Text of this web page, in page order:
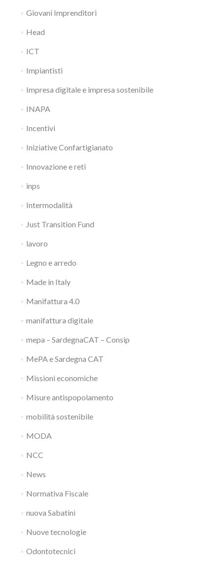
Giovani Imprenditori
Head
ICT
Impiantisti
Impresa digitale e impresa sostenibile
INAPA
Incentivi
Iniziative Confartigianato
Innovazione e reti
inps
Intermodalità
Just Transition Fund
lavoro
Legno e arredo
Made in Italy
Manifattura 4.0
manifattura digitale
mepa – SardegnaCAT – Consip
MePA e Sardegna CAT
Missioni economiche
Misure antispopolamento
mobilità sostenibile
MODA
NCC
News
Normativa Fiscale
nuova Sabatini
Nuove tecnologie
Odontotecnici